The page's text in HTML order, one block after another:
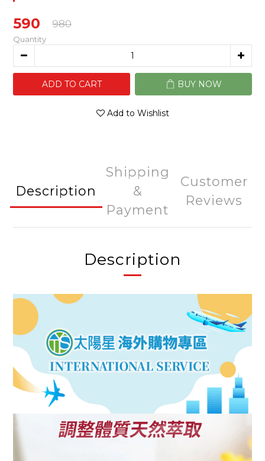
590 980
Quantity
ADD TO CART BUY NOW
Add to Wishlist
Description
Shipping
&
Payment
Customer
Reviews
Description